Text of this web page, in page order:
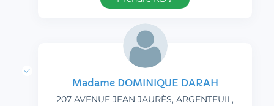
Madame DOMINIQUE DARAH
207 AVENUE JEAN JAURÈS, ARGENTEUIL,